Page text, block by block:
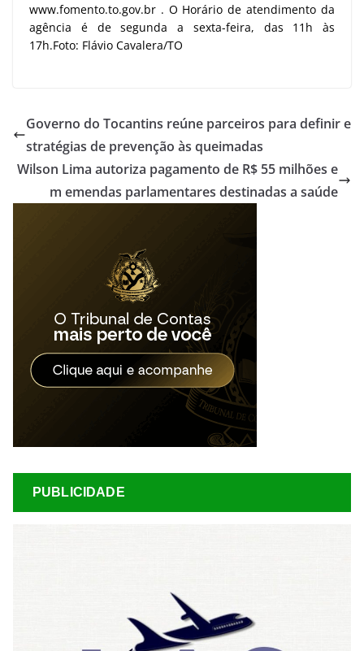
www.fomento.to.gov.br . O Horário de atendimento da
agência é de segunda a sexta-feira, das 11h às
17h.Foto: Flávio Cavalera/TO
Governo do Tocantins reúne parceiros para definir e
stratégias de prevenção às queimadas
Wilson Lima autoriza pagamento de R$ 55 milhões e
m emendas parlamentares destinadas a saúde
PUBLICIDADE